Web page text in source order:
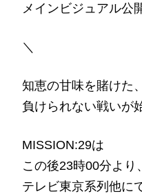
メインビジュアル公
＼
知恵の甘味を賭けた、
負けられない戦い
MISSION:29は
この後23時00分より、
テレビ東京系列他に